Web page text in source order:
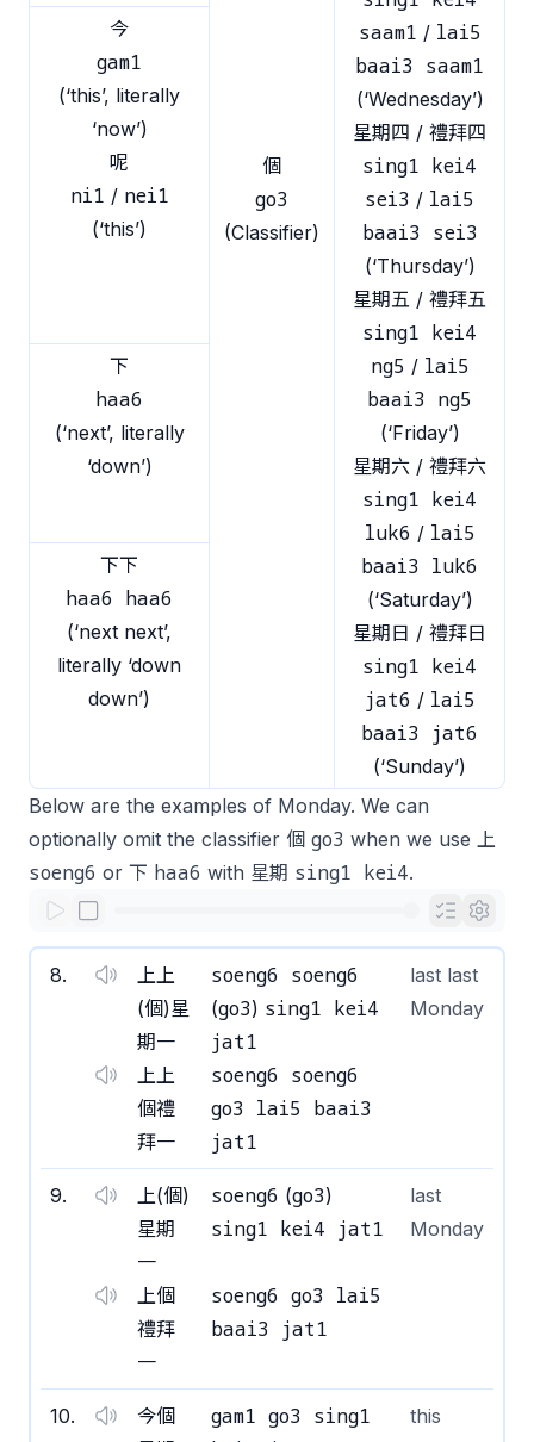
個
go3
(Classifier)
saam1 / lai5
baai3 saam1
(‘Wednesday’)
星期四 / 禮拜四
sing1 kei4
sei3 / lai5
baai3 sei3
(‘Thursday’)
星期五 / 禮拜五
sing1 kei4
ng5 / lai5
baai3 ng5
(‘Friday’)
星期六 / 禮拜六
sing1 kei4
luk6 / lai5
baai3 luk6
(‘Saturday’)
星期日 / 禮拜日
sing1 kei4
jat6 / lai5
baai3 jat6
(‘Sunday’)
今
gam1
(‘this’, literally
‘now’)
呢
ni1 / nei1
(‘this’)
下
haa6
(‘next’, literally
‘down’)
下下
haa6 haa6
(‘next next’,
literally ‘down
down’)
Below are the examples of Monday. We can
optionally omit the classifier 個 go3 when we use 上
soeng6 or 下 haa6 with 星期 sing1 kei4.
8.
上上
(個)星
期一
soeng6 soeng6
(go3) sing1 kei4
jat1
last last
Monday
上上
個禮
拜一
soeng6 soeng6
go3 lai5 baai3
jat1
9.
上(個)
星期
一
soeng6 (go3)
sing1 kei4 jat1
last
Monday
上個
禮拜
一
soeng6 go3 lai5
baai3 jat1
10.
今個
gam1 go3 sing1
this